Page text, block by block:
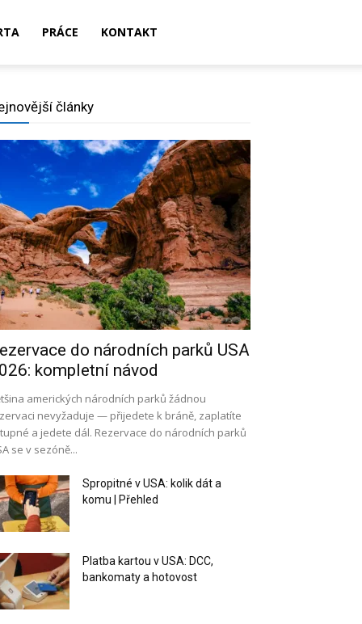
PRÁCE KONTAKT
články
do národních parků USA
kompletní návod
amerických národních parků žádnou
nevyžaduje — přijedete k bráně, zaplatíte
a jedete dál. Rezervace do národních parků
se v sezóně...
Spropitné v USA: kolik dát a
komu | Přehled
Platba kartou v USA: DCC,
bankomaty a hotovost